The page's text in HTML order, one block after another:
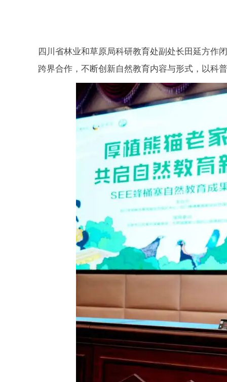
四川省林业和草原局科研教育处副处长田延方作
跨界合作，不断创新自然教育内容与形式，以科